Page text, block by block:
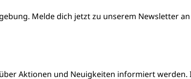
Melde dich jetzt zu unserem Newsletter
Aktionen und Neuigkeiten informiert werden.